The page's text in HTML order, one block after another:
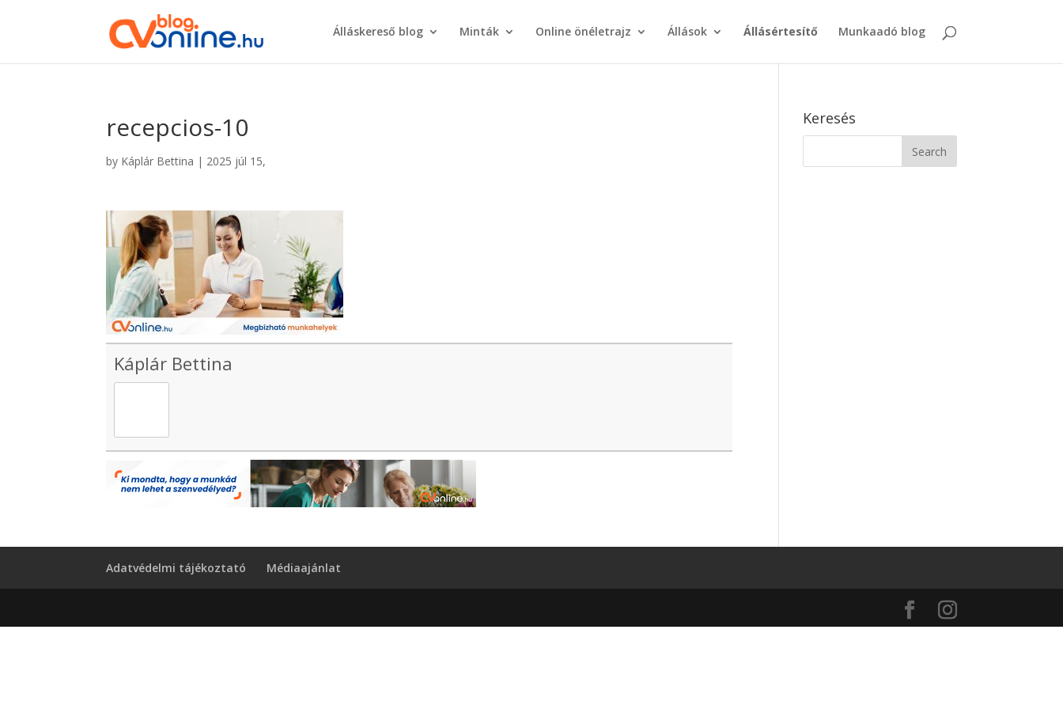
Álláskereső blog Minták Online önéletrajz Állások Állásértesítő Munkaadó blog
recepcios-10
by Káplár Bettina | 2025 júl 15,
Káplár Bettina
Keresés
Adatvédelmi tájékoztató Médiaajánlat